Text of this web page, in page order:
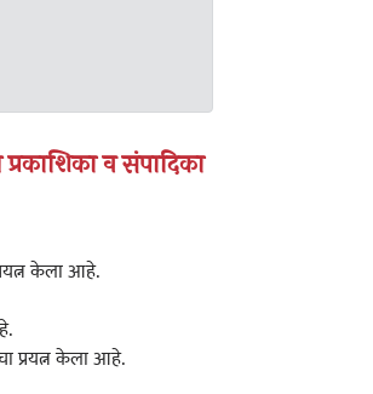
व संपादिका
केला आहे.
प्रयत्न केला आहे.